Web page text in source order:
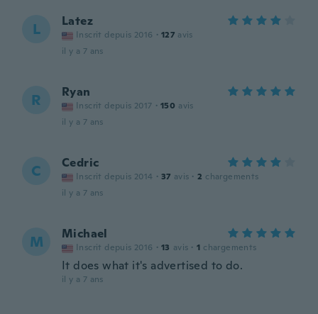
L Latez
Inscrit depuis 2016 · 127 avis
il y a 7 ans
R Ryan
Inscrit depuis 2017 · 150 avis
il y a 7 ans
C Cedric
Inscrit depuis 2014 · 37 avis · 2 chargements
il y a 7 ans
M Michael
Inscrit depuis 2016 · 13 avis · 1 chargements
It does what it's advertised to do.
il y a 7 ans